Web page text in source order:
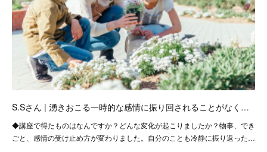
S.Sさん | 湧きおこる一時的な感情に振り回されることがなく…
◆講座で得たものはなんですか？どんな変化が起こりましたか？物事、でき
ごと、感情の受け止め方が変わりました。自分のことも冷静に振り返った…